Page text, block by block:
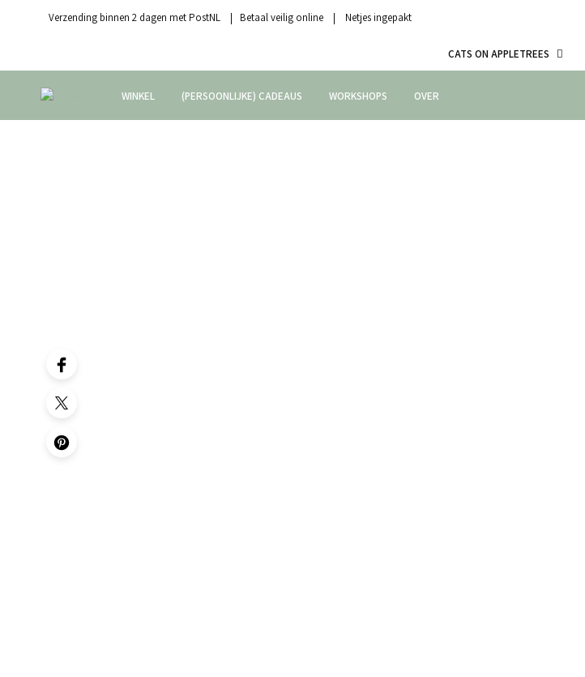
Verzending binnen 2 dagen met PostNL | Betaal veilig online | Netjes ingepakt
CATS ON APPLETREES
WINKEL (PERSOONLIJKE) CADEAUS WORKSHOPS OVER